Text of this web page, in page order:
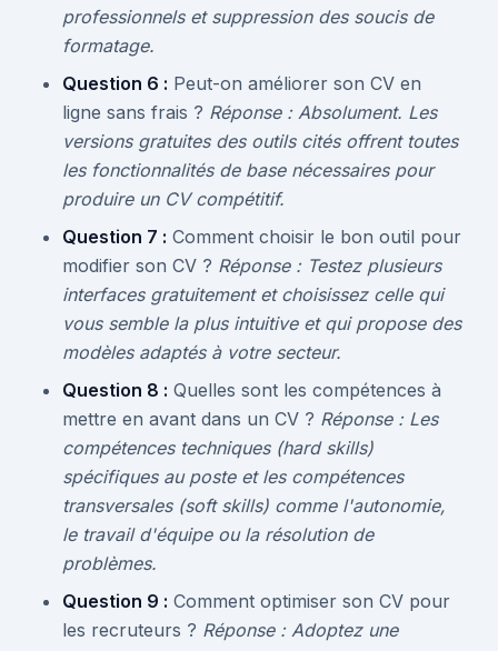
professionnels et suppression des soucis de
formatage.
Question 6 : Peut-on améliorer son CV en
ligne sans frais ? Réponse : Absolument. Les
versions gratuites des outils cités offrent toutes
les fonctionnalités de base nécessaires pour
produire un CV compétitif.
Question 7 : Comment choisir le bon outil pour
modifier son CV ? Réponse : Testez plusieurs
interfaces gratuitement et choisissez celle qui
vous semble la plus intuitive et qui propose des
modèles adaptés à votre secteur.
Question 8 : Quelles sont les compétences à
mettre en avant dans un CV ? Réponse : Les
compétences techniques (hard skills)
spécifiques au poste et les compétences
transversales (soft skills) comme l'autonomie,
le travail d'équipe ou la résolution de
problèmes.
Question 9 : Comment optimiser son CV pour
les recruteurs ? Réponse : Adoptez une